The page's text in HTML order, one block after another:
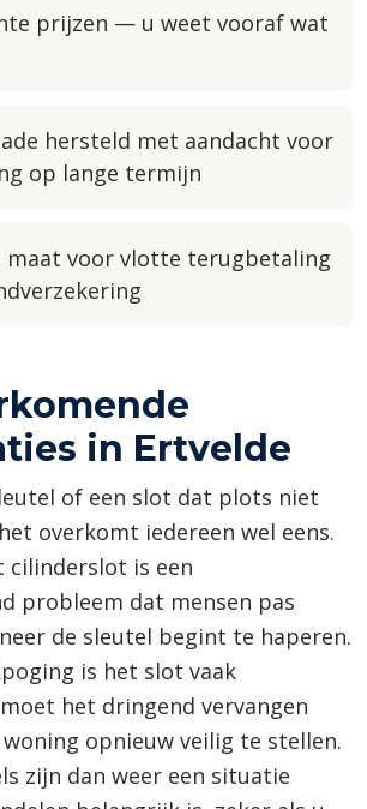
prijzen — u weet vooraf wat
hersteld met aandacht voor
op lange termijn
maat voor vlotte terugbetaling
in Ertvelde
of een slot dat plots niet
overkomt iedereen wel eens.
cilinderslot is een
probleem dat mensen pas
de sleutel begint te haperen.
is het slot vaak
het dringend vervangen
opnieuw veilig te stellen.
zijn dan weer een situatie